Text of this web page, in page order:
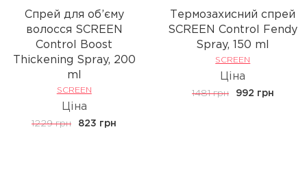
Спрей для об’єму
волосся SCREEN
Control Boost
Thickening Spray, 200
ml
SCREEN
Ціна
1229 грн 823 грн
Термозахисний спрей
SCREEN Control Fendy
Spray, 150 ml
SCREEN
Ціна
1481 грн 992 грн